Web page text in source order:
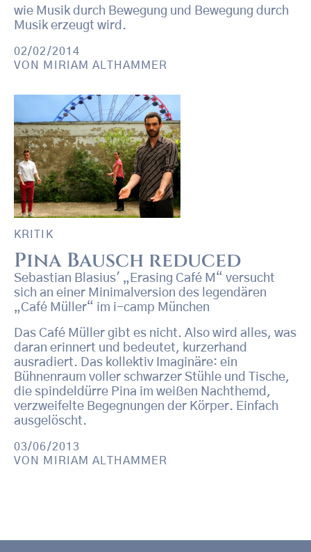
wie Musik durch Bewegung und Bewegung durch
Musik erzeugt wird.
02/02/2014
VON
MIRIAM ALTHAMMER
KRITIK
Pina Bausch reduced
Sebastian Blasius' „Erasing Café M“ versucht
sich an einer Minimalversion des legendären
„Café Müller“ im i-camp München
Das Café Müller gibt es nicht. Also wird alles, was
daran erinnert und bedeutet, kurzerhand
ausradiert. Das kollektiv Imaginäre: ein
Bühnenraum voller schwarzer Stühle und Tische,
die spindeldürre Pina im weißen Nachthemd,
verzweifelte Begegnungen der Körper. Einfach
ausgelöscht.
03/06/2013
VON
MIRIAM ALTHAMMER